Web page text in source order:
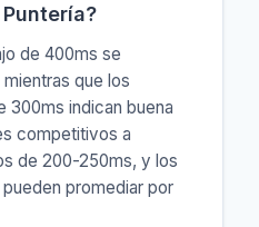
de 400ms se
que los
300ms indican buena
competitivos a
de 200-250ms, y los
promediar por